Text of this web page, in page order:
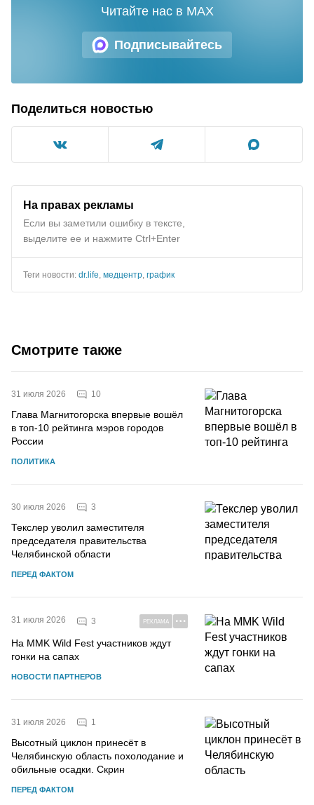
Подписывайтесь
Читайте нас в MAX
Поделиться новостью
На правах рекламы
Если вы заметили ошибку в тексте,
выделите ее и нажмите Ctrl+Enter
Теги новости: dr.life, медцентр, график
Смотрите также
31 июля 2026 10
Глава Магнитогорска впервые вошёл
в топ-10 рейтинга мэров городов
России
ПОЛИТИКА
30 июля 2026 3
Текслер уволил заместителя
председателя правительства
Челябинской области
ПЕРЕД ФАКТОМ
31 июля 2026 3 РЕКЛАМА
На MMK Wild Fest участников ждут
гонки на сапах
НОВОСТИ ПАРТНЕРОВ
31 июля 2026 1
Высотный циклон принесёт в
Челябинскую область похолодание и
обильные осадки. Скрин
ПЕРЕД ФАКТОМ